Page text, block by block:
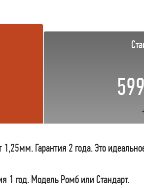
Гарантия 2 года. Это
1 год. Модель Ромб или Стандарт.